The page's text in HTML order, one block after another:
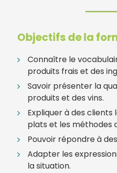
Objectifs de la
Connaître le
produits frais et des
Savoir présenter la
produits et des vins.
Expliquer à des
plats et les méthodes
Pouvoir répondre à
Adapter les
la situation.